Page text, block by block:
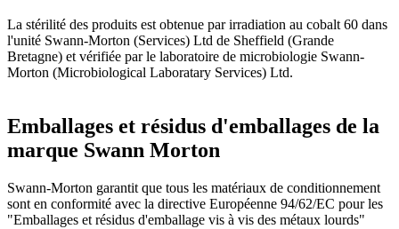
La stérilité des produits est obtenue par irradiation au cobalt 60 dans
l'unité Swann-Morton (Services) Ltd de Sheffield (Grande
Bretagne) et vérifiée par le laboratoire de microbiologie Swann-
Morton (Microbiological Laboratary Services) Ltd.
Emballages et résidus d'emballages de la
marque Swann Morton
Swann-Morton garantit que tous les matériaux de conditionnement
sont en conformité avec la directive Européenne 94/62/EC pour les
"Emballages et résidus d'emballage vis à vis des métaux lourds"